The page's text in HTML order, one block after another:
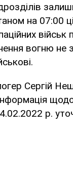
на 07:00
військ
вогню не
Сергій
р.